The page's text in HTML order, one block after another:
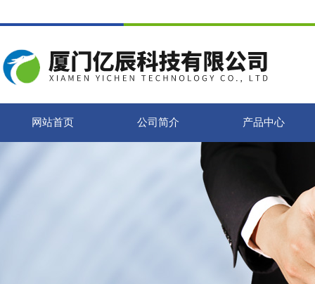
网站首页 公司简介 产品中心